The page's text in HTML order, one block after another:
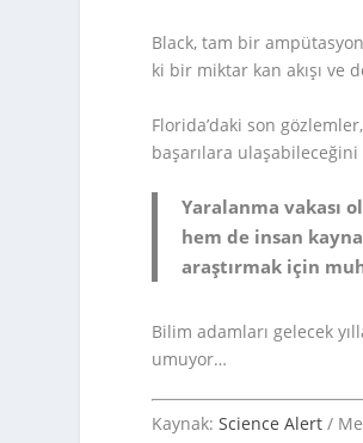
Black, tam bir
ki bir miktar kan akışı ve
Florida’daki son
başarılara
Yaralanma vakası
hem de insan
araştırmak için
Bilim adamları gelecek
umuyor…
Kaynak:Science Alert /